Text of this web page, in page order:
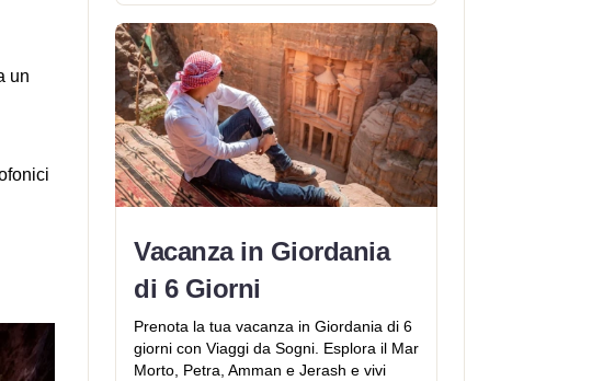
un
Vacanza in Giordania
di 6 Giorni
Prenota la tua vacanza in Giordania di 6
giorni con Viaggi da Sogni. Esplora il Mar
Morto, Petra, Amman e Jerash e vivi